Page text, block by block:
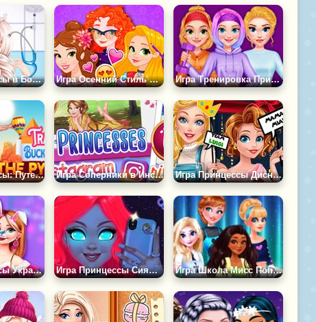
Игра Принцессы в Больнице Игра Осенний Стиль Дисней Принцесс Игра Тренировка Принцесс
Игра Принцессы: Путешествии к Пирамидам Игра Соперники в Инстаграм Игра Принцессы Диснея и Ретро Игры
Игра Принцессы Украшают Дом Игра Принцессы Сияющая Красота Игра Школа Мисс Популярность